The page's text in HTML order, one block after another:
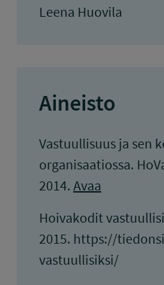
Leena Huovila
Aineisto
Vastuullisuus ja sen
organisaatiossa.
2014. Avaa
Hoivakodit
2015. https://
vastuullisiksi/